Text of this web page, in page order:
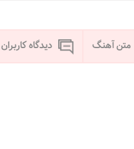
متن آهنگ دیدگاه کاربران